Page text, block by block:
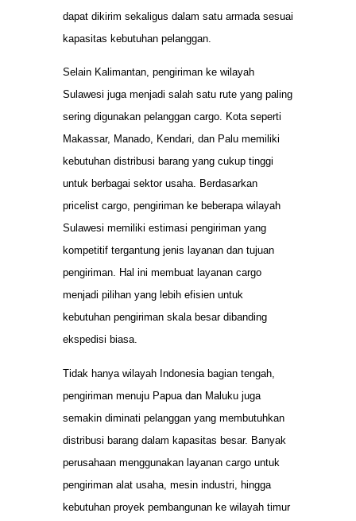
dapat dikirim sekaligus dalam satu armada sesuai
kapasitas kebutuhan pelanggan.
Selain Kalimantan, pengiriman ke wilayah
Sulawesi juga menjadi salah satu rute yang paling
sering digunakan pelanggan cargo. Kota seperti
Makassar, Manado, Kendari, dan Palu memiliki
kebutuhan distribusi barang yang cukup tinggi
untuk berbagai sektor usaha. Berdasarkan
pricelist cargo, pengiriman ke beberapa wilayah
Sulawesi memiliki estimasi pengiriman yang
kompetitif tergantung jenis layanan dan tujuan
pengiriman. Hal ini membuat layanan cargo
menjadi pilihan yang lebih efisien untuk
kebutuhan pengiriman skala besar dibanding
ekspedisi biasa.
Tidak hanya wilayah Indonesia bagian tengah,
pengiriman menuju Papua dan Maluku juga
semakin diminati pelanggan yang membutuhkan
distribusi barang dalam kapasitas besar. Banyak
perusahaan menggunakan layanan cargo untuk
pengiriman alat usaha, mesin industri, hingga
kebutuhan proyek pembangunan ke wilayah timur